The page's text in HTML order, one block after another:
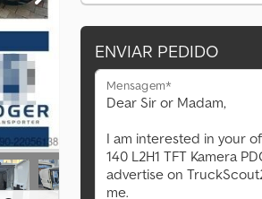
ENVIAR PEDIDO
Mensagem*